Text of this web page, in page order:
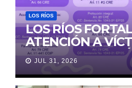
LOS RÍOS
LOS RÍOS
ATENCIÓN A
VIOLENCIA DE
PARA EVITAR LA
JUL 31, 2026